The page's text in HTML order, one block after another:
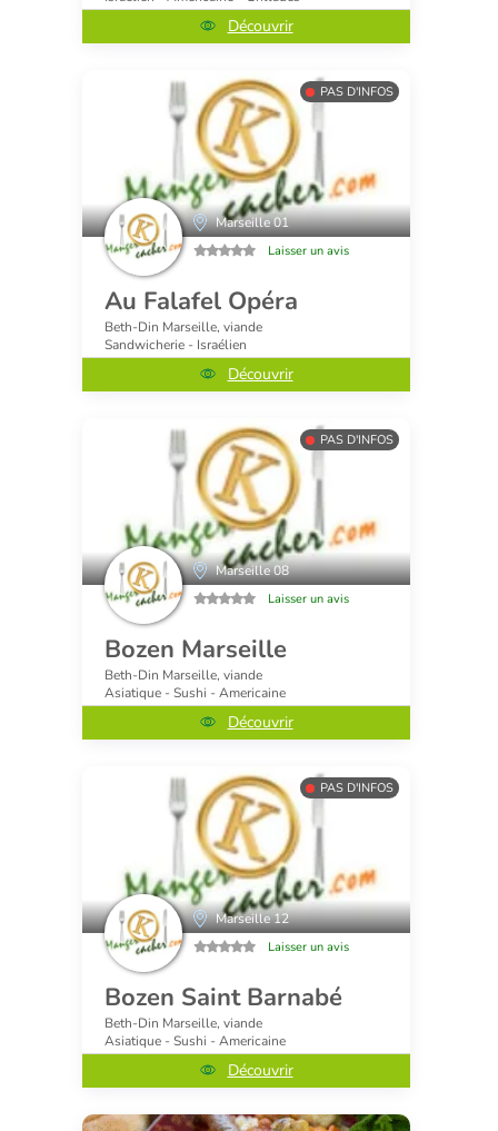
Découvrir
PAS D'INFOS
Marseille 01
Laisser un avis
Au Falafel Opéra
Beth-Din Marseille, viande
Sandwicherie - Israélien
Découvrir
PAS D'INFOS
Marseille 08
Laisser un avis
Bozen Marseille
Beth-Din Marseille, viande
Asiatique - Sushi - Americaine
Découvrir
PAS D'INFOS
Marseille 12
Laisser un avis
Bozen Saint Barnabé
Beth-Din Marseille, viande
Asiatique - Sushi - Americaine
Découvrir